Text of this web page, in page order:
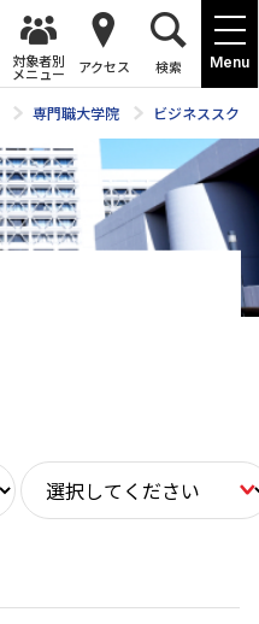
Menu
対象者別
メニュー アクセス 検索
専門職大学院 ビジネススクー